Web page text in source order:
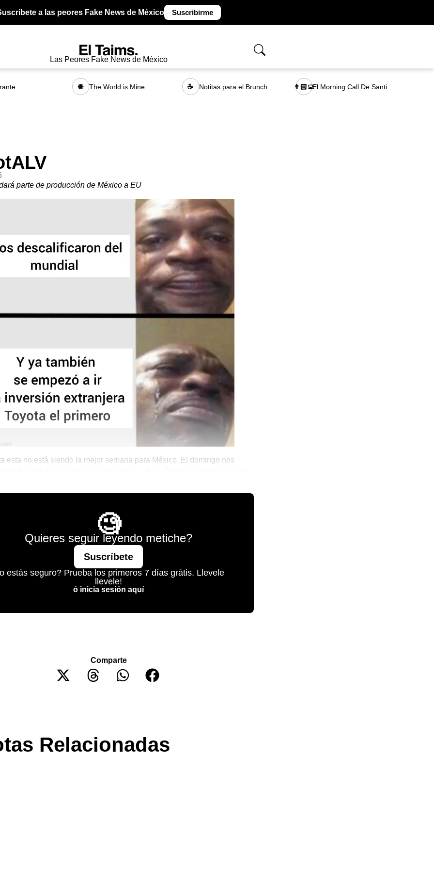
a las peores Fake News de México Suscribirme
Las Peores Fake News de México
🌐 The World is Mine ☕ Notitas para el Brunch 👨🏻‍💻El Morning Call De Santi
parte de producción de México a EU
esta no está siendo la mejor semana para México. El domingo nos
🧐
Quieres seguir leyendo metiche?
Suscríbete
estás seguro? Prueba los primeros 7 días grátis. Llevele
llevele!
ó inicia sesión aquí
Comparte
Relacionadas